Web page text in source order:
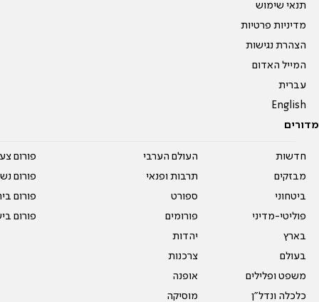
תנאי שימוש
מדיניות פרטיות
הצהרת נגישות
המייל האדום
עברית
English
מדורים
חדשות
מבזקים
ביטחוני
פוליטי-מדיני
בארץ
בעולם
משפט ופלילים
כלכלה ונדל"ן
העולם הערבי
תרבות ופנאי
ספורט
פורומים
יהדות
צרכנות
אופנה
מוסיקה
פורום
פורום
פורום
פורום